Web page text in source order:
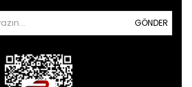
GÖNDER